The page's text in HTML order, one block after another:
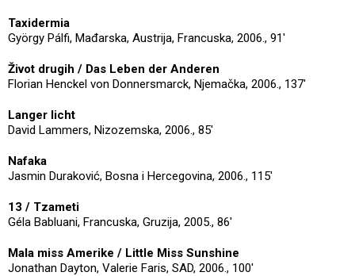
Taxidermia
György Pálfi, Mađarska, Austrija, Francuska, 2006., 91'
Život drugih / Das Leben der Anderen
Florian Henckel von Donnersmarck, Njemačka, 2006., 137'
Langer licht
David Lammers, Nizozemska, 2006., 85'
Nafaka
Jasmin Duraković, Bosna i Hercegovina, 2006., 115'
13 / Tzameti
Géla Babluani, Francuska, Gruzija, 2005., 86'
Mala miss Amerike / Little Miss Sunshine
Jonathan Dayton, Valerie Faris, SAD, 2006., 100'